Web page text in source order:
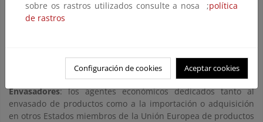
envases)
está constituida por botellas y botes de plástico, plástico film,
latas y brics o cartón para bebidas.
Envasadores: los agentes económicos dedicados tanto al
envasado de productos como a la importación o adquisición
en otros Estados miembros de la Unión Europea de productos
sobre os rastros utilizados consulte a nosa ;política
de rastros
Configuración de cookies Aceptar cookies